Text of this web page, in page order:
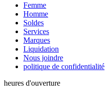
Femme
Homme
Soldes
Services
Marques
Liquidation
Nous joindre
politique de confidentialité
heures d'ouverture